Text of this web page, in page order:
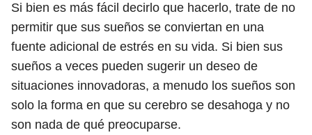
Si bien es más fácil decirlo que hacerlo, trate de no
permitir que sus sueños se conviertan en una
fuente adicional de estrés en su vida. Si bien sus
sueños a veces pueden sugerir un deseo de
situaciones innovadoras, a menudo los sueños son
solo la forma en que su cerebro se desahoga y no
son nada de qué preocuparse.